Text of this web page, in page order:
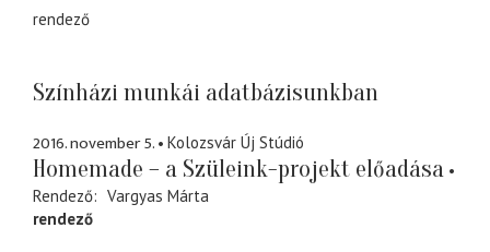
rendező
Színházi munkái adatbázisunkban
2016. november 5. Kolozsvár Új Stúdió
Homemade – a Szüleink-projekt előadása
Rendező
Vargyas Márta
rendező